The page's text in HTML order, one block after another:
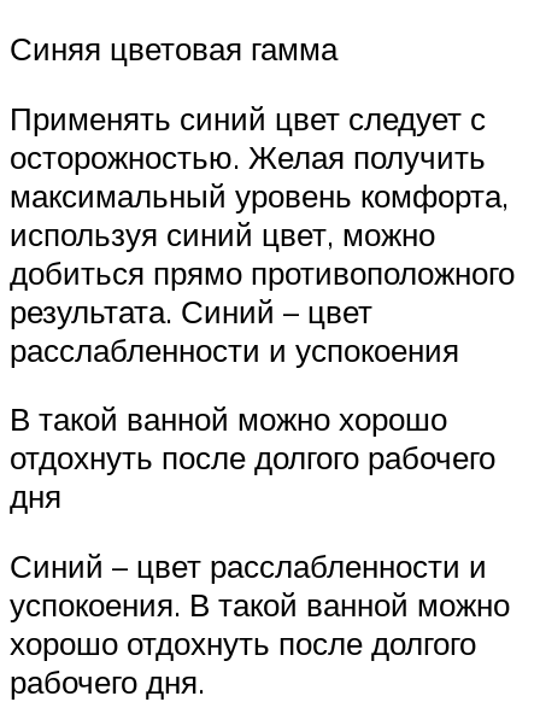
Синяя цветовая гамма
Применять синий цвет следует с
осторожностью. Желая получить
максимальный уровень комфорта,
используя синий цвет, можно
добиться прямо противоположного
результата. Синий – цвет
расслабленности и успокоения
В такой ванной можно хорошо
отдохнуть после долгого рабочего
дня
Синий – цвет расслабленности и
успокоения. В такой ванной можно
хорошо отдохнуть после долгого
рабочего дня.